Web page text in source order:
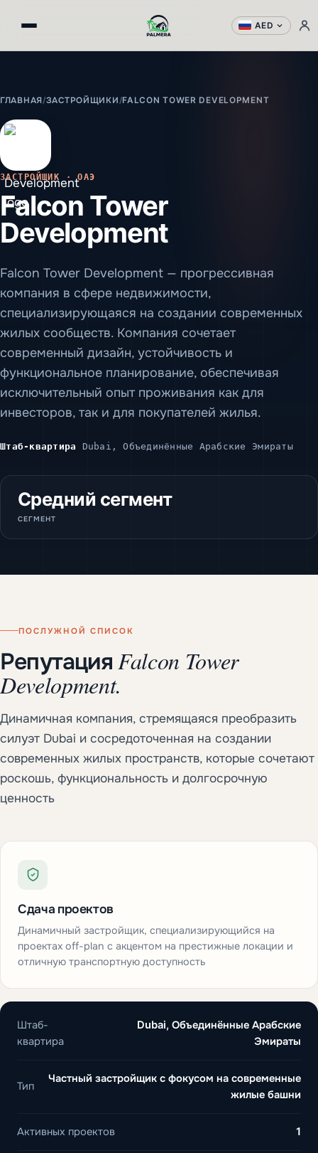
AED
ГЛАВНАЯ/ЗАСТРОЙЩИКИ/FALCON TOWER DEVELOPMENT
ЗАСТРОЙЩИК · ОАЭ
Falcon Tower
Development
Falcon Tower Development — прогрессивная
компания в сфере недвижимости,
специализирующаяся на создании современных
жилых сообществ. Компания сочетает
современный дизайн, устойчивость и
функциональное планирование, обеспечивая
исключительный опыт проживания как для
инвесторов, так и для покупателей жилья.
Штаб-квартира Dubai, Объединённые Арабские Эмираты
Средний сегмент
СЕГМЕНТ
ПОСЛУЖНОЙ СПИСОК
Репутация Falcon Tower
Development.
Динамичная компания, стремящаяся преобразить
силуэт Dubai и сосредоточенная на создании
современных жилых пространств, которые сочетают
роскошь, функциональность и долгосрочную
ценность
Сдача проектов
Динамичный застройщик, специализирующийся на
проектах off-plan с акцентом на престижные локации и
отличную транспортную доступность
Штаб-
квартира
Dubai, Объединённые Арабские
Эмираты
Тип
Частный застройщик с фокусом на современные
жилые башни
Активных проектов 1